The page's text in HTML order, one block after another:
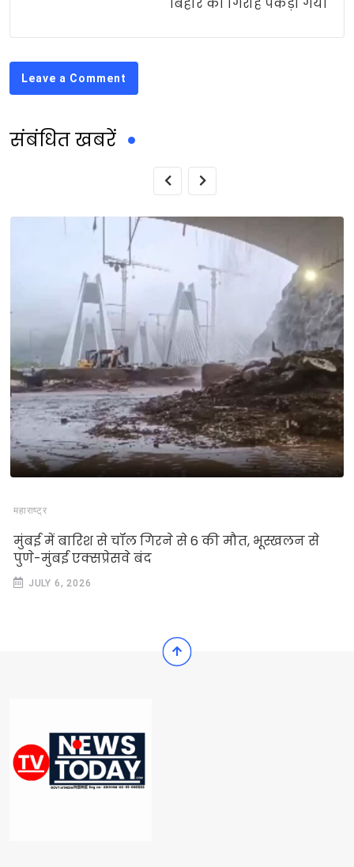
Leave a Comment
संबंधित खबरें
महाराष्ट्र
मुंबई में बारिश से चॉल गिरने से 6 की मौत, भूस्खलन से
पुणे-मुंबई एक्सप्रेसवे बंद
JULY 6, 2026